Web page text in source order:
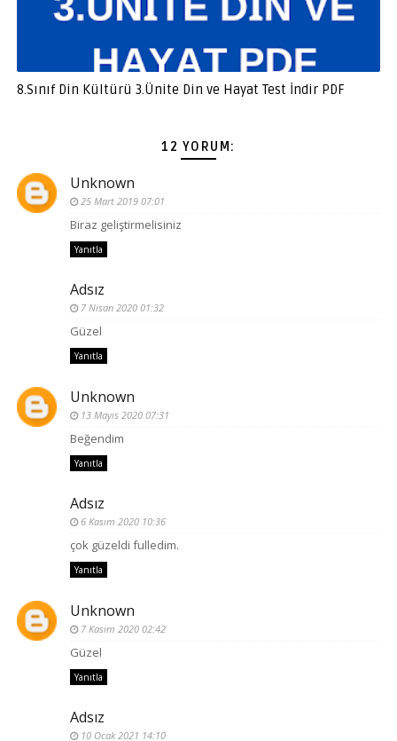
8.Sınıf Din Kültürü 3.Ünite Din ve Hayat Test İndir PDF
12 YORUM:
Unknown
25 Mart 2019 07:01
Biraz geliştirmelisiniz
Yanıtla
Adsız
7 Nisan 2020 01:32
Güzel
Yanıtla
Unknown
13 Mayıs 2020 07:31
Beğendim
Yanıtla
Adsız
6 Kasım 2020 10:36
çok güzeldi fulledim.
Yanıtla
Unknown
7 Kasım 2020 02:42
Güzel
Yanıtla
Adsız
10 Ocak 2021 14:10